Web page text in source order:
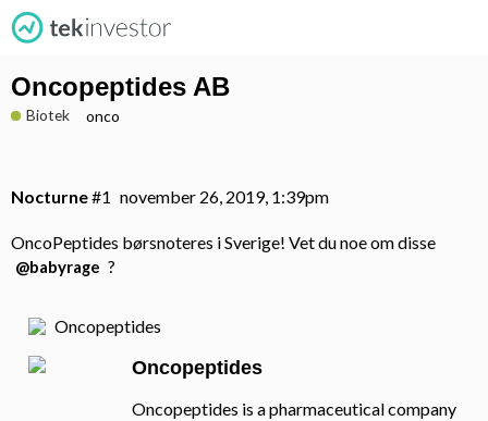
Oncopeptides AB
Biotek onco
Nocturne november 26, 2019, 1:39pm
#1
OncoPeptides børsnoteres i Sverige! Vet du noe om disse
@babyrage ?
Oncopeptides
Oncopeptides
Oncopeptides is a pharmaceutical company